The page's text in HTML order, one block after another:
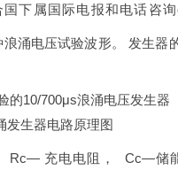
下属国际电报和电话咨
涌电压试验波形。 发生器
发生器电路原理图
Rc— 充电电阻， Cc—储